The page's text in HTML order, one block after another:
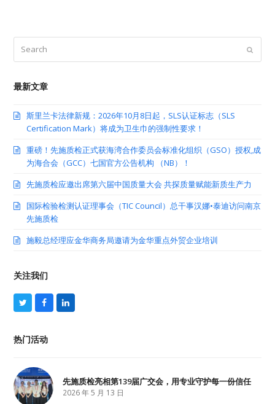
最新文章
斯里兰卡法律新规：2026年10月8日起，SLS认证标志（SLS
Certification Mark）将成为卫生巾的强制性要求！
重磅！先施质检正式获海湾合作委员会标准化组织（GSO）授权,成
为海合会（GCC）七国官方公告机构 （NB）！
先施质检应邀出席第六届中国质量大会 共探质量赋能新质生产力
国际检验检测认证理事会（TIC Council）总干事汉娜•泰迪访问南京
先施质检
施毅总经理应金华商务局邀请为金华重点外贸企业培训
关注我们
T
w
t
t
F
a
b
L
i
热门活动
先施质检亮相第139届广交会，用专业守护每一份信任
2026 年 5 月 13 日